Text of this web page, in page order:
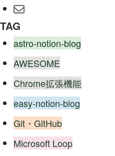
TAG
astro-notion-blog
AWESOME
Chrome拡張機能
easy-notion-blog
Git・GitHub
Microsoft Loop